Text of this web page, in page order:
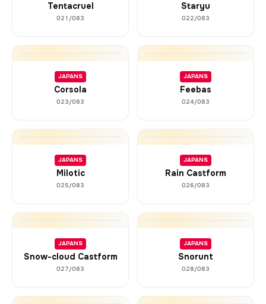
Tentacruel
021/083
Staryu
022/083
JAPANS
Corsola
023/083
JAPANS
Feebas
024/083
JAPANS
Milotic
025/083
JAPANS
Rain Castform
026/083
JAPANS
Snow-cloud Castform
027/083
JAPANS
Snorunt
028/083